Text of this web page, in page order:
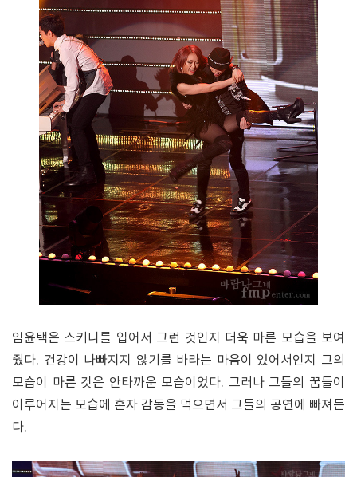
임윤택은 스키니를 입어서 그런 것인지 더욱 마른 모습을 보여
줬다. 건강이 나빠지지 않기를 바라는 마음이 있어서인지 그의
모습이 마른 것은 안타까운 모습이었다. 그러나 그들의 꿈들이
이루어지는 모습에 혼자 감동을 먹으면서 그들의 공연에 빠져든
다.